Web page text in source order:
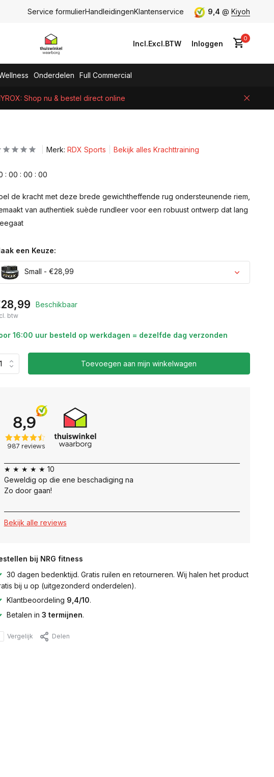
Service formulierHandleidingenKlantenservice 9,4 @ Kiyoh
Incl.Excl.BTW Inloggen
0
Onderdelen Full Commercial
Shop nu & bestel direct online
Merk: RDX Sports Bekijk alles Krachttraining
: 00 : 00 : 00
de kracht met deze brede gewichtheffende rug ondersteunende riem,
van authentiek suède rundleer voor een robuust ontwerp dat lang
een Keuze:
Small - €28,99
Uitverkocht
Beschikbaar
btw
16:00 uur besteld op werkdagen = dezelfde dag verzonden
Toevoegen aan mijn winkelwagen
★ ★ ★ ★ ★ 10
Geweldig op die ene beschadiging na
Zo door gaan!
Bekijk alle reviews
bij NRG fitness
30 dagen bedenktijd. Gratis ruilen en retourneren. Wij halen het product
bij u op (uitgezonderd onderdelen).
Klantbeoordeling 9,4/10.
Betalen in 3 termijnen.
Vergelijk Delen